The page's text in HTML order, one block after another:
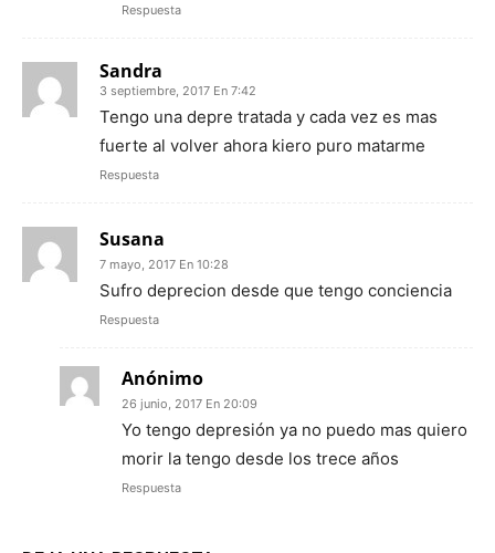
Respuesta
Sandra
3 septiembre, 2017 En 7:42
Tengo una depre tratada y cada vez es mas
fuerte al volver ahora kiero puro matarme
Respuesta
Susana
7 mayo, 2017 En 10:28
Sufro deprecion desde que tengo conciencia
Respuesta
Anónimo
26 junio, 2017 En 20:09
Yo tengo depresión ya no puedo mas quiero
morir la tengo desde los trece años
Respuesta